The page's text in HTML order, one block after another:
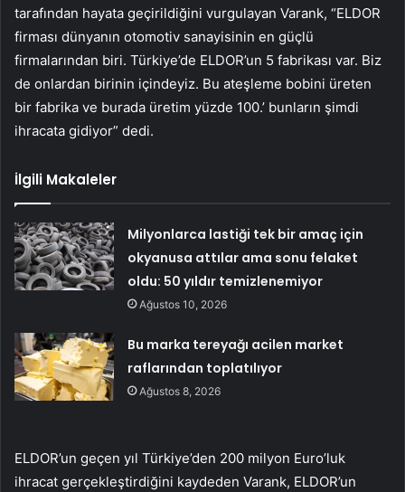
tarafından hayata geçirildiğini vurgulayan Varank, “ELDOR
firması dünyanın otomotiv sanayisinin en güçlü
firmalarından biri. Türkiye’de ELDOR’un 5 fabrikası var. Biz
de onlardan birinin içindeyiz. Bu ateşleme bobini üreten
bir fabrika ve burada üretim yüzde 100.’ bunların şimdi
ihracata gidiyor” dedi.
İlgili Makaleler
Milyonlarca lastiği tek bir amaç için
okyanusa attılar ama sonu felaket
oldu: 50 yıldır temizlenemiyor
Ağustos 10, 2026
Bu marka tereyağı acilen market
raflarından toplatılıyor
Ağustos 8, 2026
ELDOR’un geçen yıl Türkiye’den 200 milyon Euro’luk
ihracat gerçekleştirdiğini kaydeden Varank, ELDOR’un